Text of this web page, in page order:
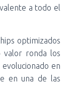
a todo el
optimizados
valor ronda los
en
en una de las